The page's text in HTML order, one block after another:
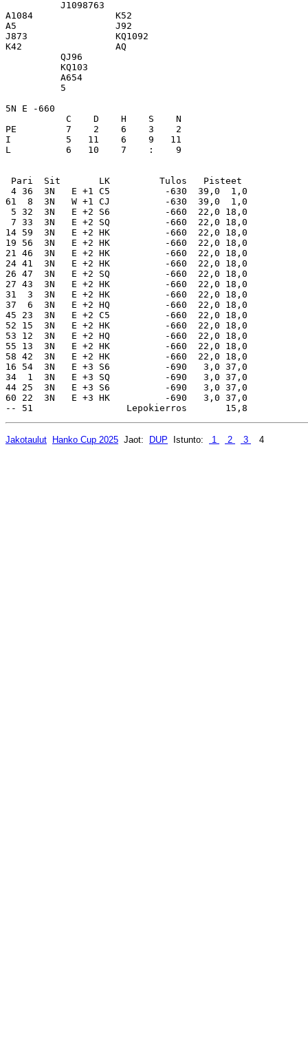
Jakotaulut Hanko Cup 2025 Jaot: DUP Istunto: 1 2 3 4